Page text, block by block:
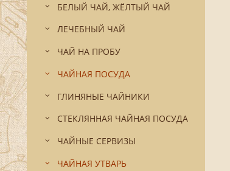
БЕЛЫЙ ЧАЙ, ЖЁЛТЫЙ ЧАЙ
ЛЕЧЕБНЫЙ ЧАЙ
ЧАЙ НА ПРОБУ
ЧАЙНАЯ ПОСУДА
ГЛИНЯНЫЕ ЧАЙНИКИ
СТЕКЛЯННАЯ ЧАЙНАЯ ПОСУДА
ЧАЙНЫЕ СЕРВИЗЫ
ЧАЙНАЯ УТВАРЬ